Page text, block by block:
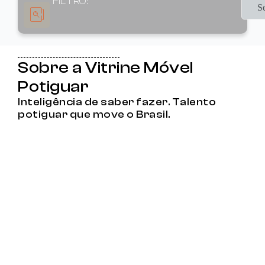
Sobre a Vitrine Móvel
Potiguar
Inteligência de saber fazer. Talento
potiguar que move o Brasil.